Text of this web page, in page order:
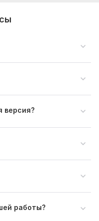
версия?
работы?